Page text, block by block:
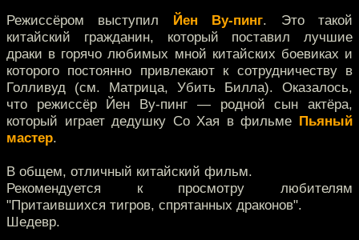
Режиссёром выступил Йен Ву-пинг. Это такой
китайский гражданин, который поставил лучшие
драки в горячо любимых мной китайских боевиках и
которого постоянно привлекают к сотрудничеству в
Голливуд (см. Матрица, Убить Билла). Оказалось,
что режиссёр Йен Ву-пинг — родной сын актёра,
который играет дедушку Со Хая в фильме Пьяный
мастер.
В общем, отличный китайский фильм.
Рекомендуется к просмотру любителям
"Притаившихся тигров, спрятанных драконов".
Шедевр.